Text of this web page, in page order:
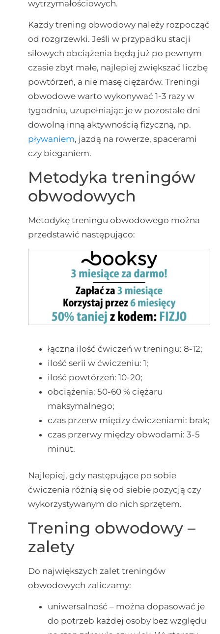
wytrzymałościowych.
Każdy trening obwodowy należy rozpocząć
od rozgrzewki. Jeśli w przypadku stacji
siłowych obciążenia będą już po pewnym
czasie zbyt małe, najlepiej zwiększać liczbę
powtórzeń, a nie masę ciężarów. Treningi
obwodowe warto wykonywać 1-3 razy w
tygodniu, uzupełniając je w pozostałe dni
dowolną inną aktywnością fizyczną, np.
pływaniem, jazdą na rowerze, spacerami
czy bieganiem.
Metodyka treningów
obwodowych
Metodykę treningu obwodowego można
przedstawić następująco:
łączna ilość ćwiczeń w treningu: 8-12;
ilość serii w ćwiczeniu: 1;
ilość powtórzeń: 10-20;
obciążenia: 50-60 % ciężaru
maksymalnego;
czas przerw między ćwiczeniami: brak;
czas przerwy między obwodami: 3-5
minut.
Najlepiej, gdy następujące po sobie
ćwiczenia różnią się od siebie pozycją czy
wykorzystywanym do nich sprzętem.
Trening obwodowy –
zalety
Do największych zalet treningów
obwodowych zaliczamy:
uniwersalność – można dopasować je
do potrzeb każdej osoby bez względu